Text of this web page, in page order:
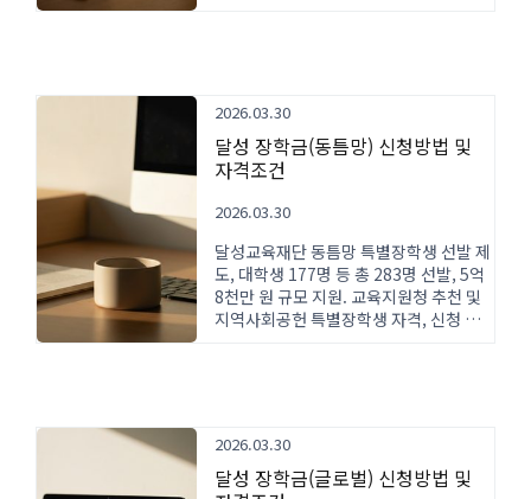
2026.03.30
달성 장학금(동틈망) 신청방법 및
자격조건
2026.03.30
달성교육재단 동틈망 특별장학생 선발 제
도, 대학생 177명 등 총 283명 선발, 5억
8천만 원 규모 지원. 교육지원청 추천 및
지역사회공헌 특별장학생 자격, 신청 방
2026.03.30
달성 장학금(글로벌) 신청방법 및